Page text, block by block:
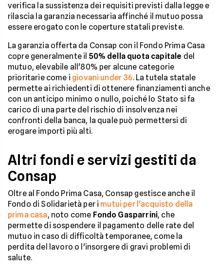
verifica la sussistenza dei requisiti previsti dalla legge e
rilascia la garanzia necessaria affinché il mutuo possa
essere erogato con le coperture statali previste.
La garanzia offerta da Consap con il Fondo Prima Casa
copre generalmente il 50% della quota capitale del
mutuo, elevabile all'80% per alcune categorie
prioritarie come i giovani under 36. La tutela statale
permette ai richiedenti di ottenere finanziamenti anche
con un anticipo minimo o nullo, poiché lo Stato si fa
carico di una parte del rischio di insolvenza nei
confronti della banca, la quale può permettersi di
erogare importi più alti.
Altri fondi e servizi gestiti da
Consap
Oltre al Fondo Prima Casa, Consap gestisce anche il
Fondo di Solidarietà per i mutui per l'acquisto della
prima casa, noto come Fondo Gasparrini, che
permette di sospendere il pagamento delle rate del
mutuo in caso di difficoltà temporanee, come la
perdita del lavoro o l'insorgere di gravi problemi di
salute.